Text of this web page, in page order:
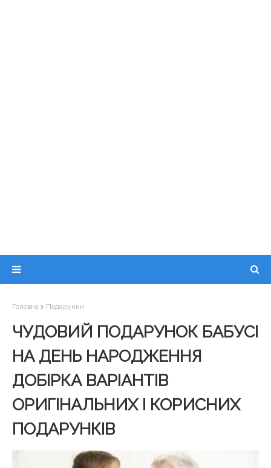
Головна Подарунки
ЧУДОВИЙ ПОДАРУНОК БАБУСІ
НА ДЕНЬ НАРОДЖЕННЯ
ДОБІРКА ВАРІАНТІВ
ОРИГІНАЛЬНИХ І КОРИСНИХ
ПОДАРУНКІВ